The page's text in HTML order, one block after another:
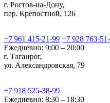
г. Ростов-на-Дону,
пер. Крепостной, 126
+7 961 415-21-99 +7 928 763-
Ежедневно: 9:00 – 20:00
г. Таганрог,
ул. Александровская, 79
+7 918 525-38-99
Ежедневно: 8:30 – 18:30